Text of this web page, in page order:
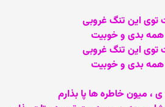
این تنگ غروبی
همه بدی و خوبیت
این تنگ غروبی
همه بدی و خوبیت
، میون خاطره ها پا بذارم